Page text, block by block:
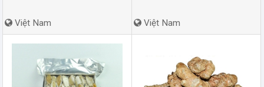
Việt Nam Việt Nam